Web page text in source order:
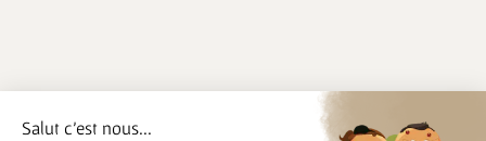
Salut c'est nous...